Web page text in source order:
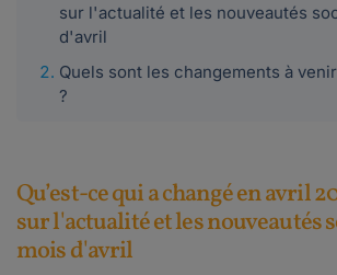
sur l'actualité et les nouveautés
d'avril
Quels sont les changements à
?
Qu’est-ce qui a changé en avril
sur l'actualité et les nouveautés
mois d'avril